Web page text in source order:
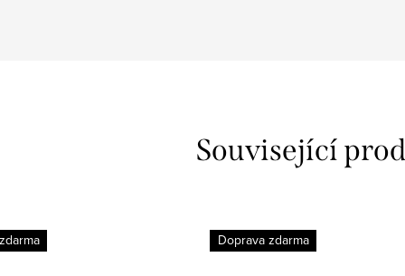
Související
Doprava zdarma